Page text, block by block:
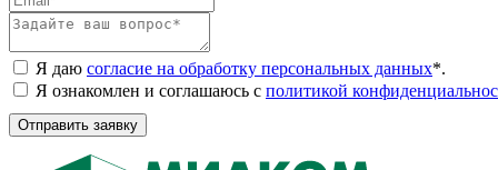
Я даю согласие на обработку персональных данных*.
Я ознакомлен и соглашаюсь с политикой
Отправить заявку